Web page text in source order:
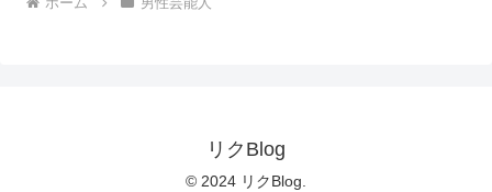
リクBlog
© 2024 リクBlog.